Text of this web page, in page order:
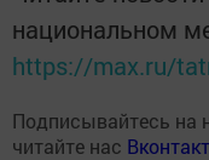
национальном
https://max.ru/
Подписывайтесь на
читайте нас